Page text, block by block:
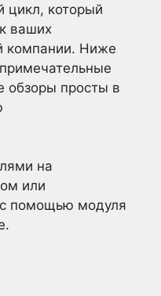
цикл, который
ваших
компании. Ниже
обзоры просты в
на
или
помощью модуля